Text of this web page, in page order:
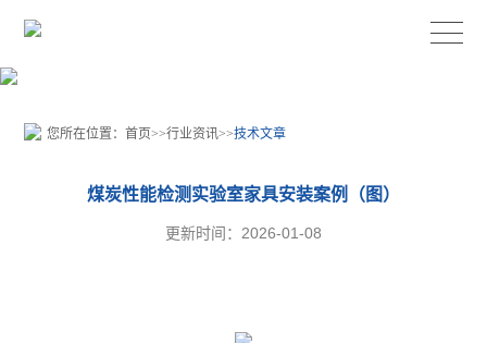
您所在位置：首页>>行业资讯>>技术文章
煤炭性能检测实验室家具安装案例（图）
更新时间：2026-01-08